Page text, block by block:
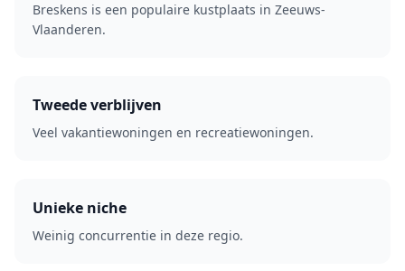
Breskens is een populaire kustplaats in Zeeuws-
Vlaanderen.
Tweede verblijven
Veel vakantiewoningen en recreatiewoningen.
Unieke niche
Weinig concurrentie in deze regio.